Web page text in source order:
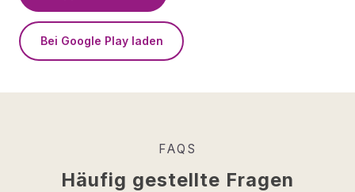
Bei Google Play laden
FAQS
Häufig gestellte Fragen